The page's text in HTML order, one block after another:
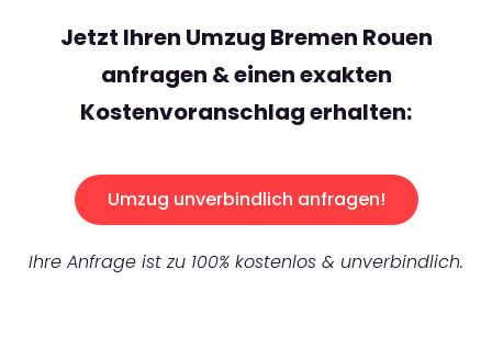
Jetzt Ihren Umzug Bremen Rouen
anfragen & einen exakten
Kostenvoranschlag erhalten:
Umzug unverbindlich anfragen!
Ihre Anfrage ist zu 100% kostenlos & unverbindlich.